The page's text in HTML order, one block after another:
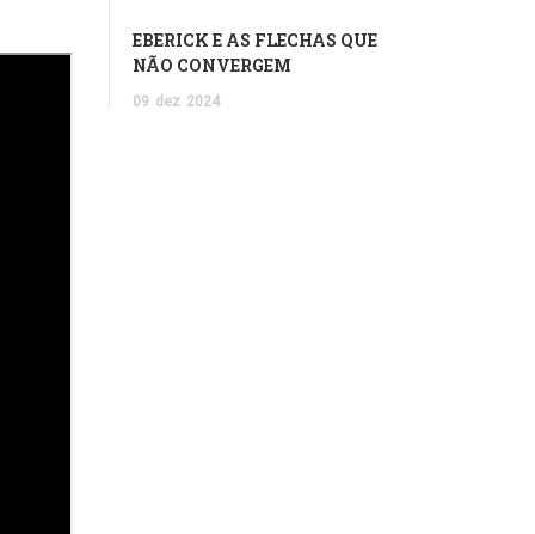
EBERICK E AS FLECHAS QUE
NÃO CONVERGEM
09 dez 2024